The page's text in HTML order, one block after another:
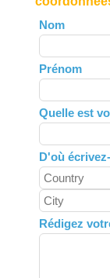
Leave
this
field
blank
Nom
Prénom
Quelle est
D'où
Rédigez